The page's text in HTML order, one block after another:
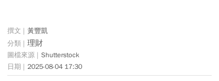
黃豐凱
理財
Shutterstock
2025-08-04 17:30